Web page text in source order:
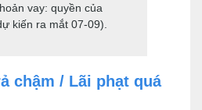
vay: quyền của
kiến ra mắt 07-09).
chậm / Lãi phạt quá